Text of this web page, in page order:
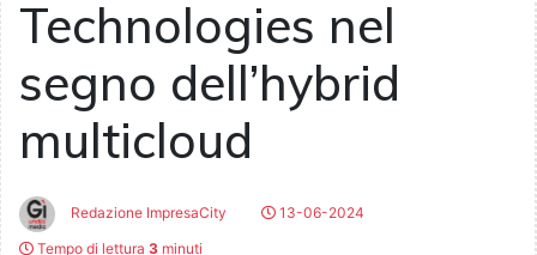
Technologies nel
segno dell’hybrid
multicloud
Redazione ImpresaCity
13-06-2024
Tempo di lettura 3 minuti